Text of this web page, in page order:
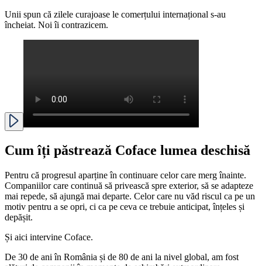
Unii spun că zilele curajoase le comerțului internațional s-au
încheiat. Noi îi contrazicem.
Cum îți păstrează Coface lumea deschisă
Pentru că progresul aparține în continuare celor care merg înainte.
Companiilor care continuă să privească spre exterior, să se adapteze
mai repede, să ajungă mai departe. Celor care nu văd riscul ca pe un
motiv pentru a se opri, ci ca pe ceva ce trebuie anticipat, înțeles și
depășit.
Și aici intervine Coface.
De 30 de ani în România și de 80 de ani la nivel global, am fost